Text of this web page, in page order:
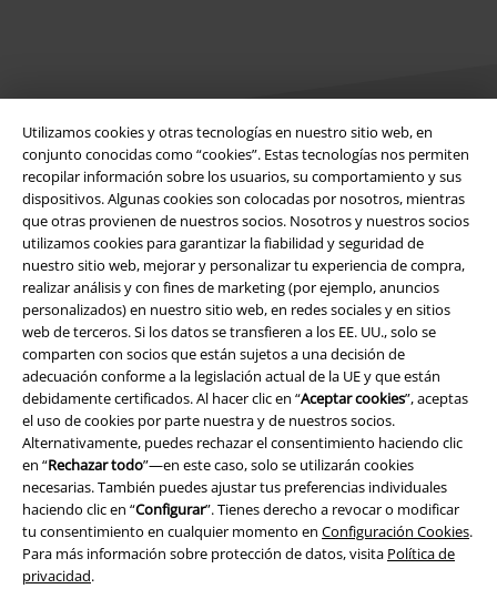
Utilizamos cookies y otras tecnologías en nuestro sitio web, en
conjunto conocidas como “cookies”. Estas tecnologías nos permiten
recopilar información sobre los usuarios, su comportamiento y sus
dispositivos. Algunas cookies son colocadas por nosotros, mientras
que otras provienen de nuestros socios. Nosotros y nuestros socios
utilizamos cookies para garantizar la fiabilidad y seguridad de
nuestro sitio web, mejorar y personalizar tu experiencia de compra,
realizar análisis y con fines de marketing (por ejemplo, anuncios
personalizados) en nuestro sitio web, en redes sociales y en sitios
web de terceros. Si los datos se transfieren a los EE. UU., solo se
comparten con socios que están sujetos a una decisión de
adecuación conforme a la legislación actual de la UE y que están
debidamente certificados. Al hacer clic en “Aceptar cookies”, aceptas
el uso de cookies por parte nuestra y de nuestros socios.
Alternativamente, puedes rechazar el consentimiento haciendo clic
en “Rechazar todo”—en este caso, solo se utilizarán cookies
necesarias. También puedes ajustar tus preferencias individuales
haciendo clic en “Configurar”. Tienes derecho a revocar o modificar
tu consentimiento en cualquier momento en Configuración Cookies.
Para más información sobre protección de datos, visita Política de
privacidad.
Legal
Términos y Condiciones
Aviso Legal
Ley protección de datos
Eliminación de residuos y protección del medioambiente
Declaración de Conformidad
Información sobre accesibilidad
Configuración Cookies
Cancelar pedido